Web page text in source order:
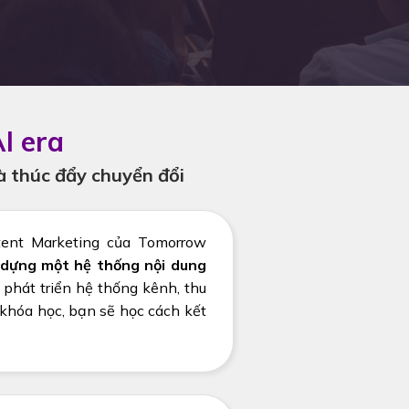
era
đẩy chuyển đổi
Marketing của Tomorrow
một hệ thống nội dung
triển hệ thống kênh, thu
học, bạn sẽ học cách kết